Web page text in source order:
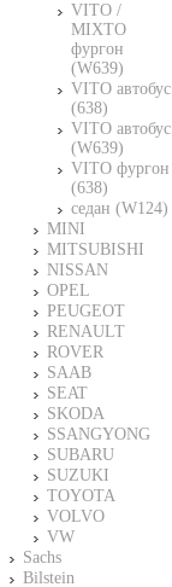
VITO /
MIXTO
фургон
(W639)
VITO автобус
(638)
VITO автобус
(W639)
VITO фургон
(638)
седан (W124)
MINI
MITSUBISHI
NISSAN
OPEL
PEUGEOT
RENAULT
ROVER
SAAB
SEAT
SKODA
SSANGYONG
SUBARU
SUZUKI
TOYOTA
VOLVO
VW
Sachs
Bilstein